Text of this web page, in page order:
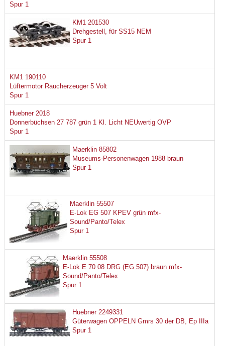
Spur 1
KM1 201530
Drehgestell, für SS15 NEM
Spur 1
KM1 190110
Lüftermotor Raucherzeuger 5 Volt
Spur 1
Huebner 2018
Donnerbüchsen 27 787 grün 1 Kl. Licht NEUwertig OVP
Spur 1
Maerklin 85802
Museums-Personenwagen 1988 braun
Spur 1
Maerklin 55507
E-Lok EG 507 KPEV grün mfx-
Sound/Panto/Telex
Spur 1
Maerklin 55508
E-Lok E 70 08 DRG (EG 507) braun mfx-
Sound/Panto/Telex
Spur 1
Huebner 2249331
Güterwagen OPPELN Gmrs 30 der DB, Ep IIIa
Spur 1